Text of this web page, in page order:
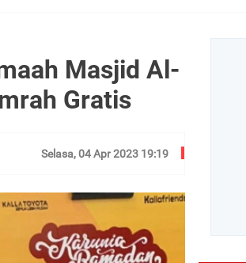
Masjid Al-
Gratis
Selasa, 04 Apr 2023 19:19